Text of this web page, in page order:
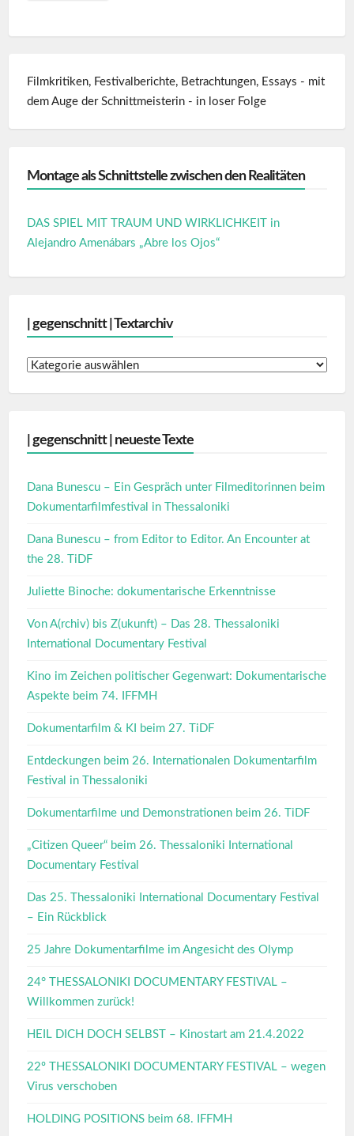
Filmkritiken, Festivalberichte, Betrachtungen, Essays - mit
dem Auge der Schnittmeisterin - in loser Folge
Montage als Schnittstelle zwischen den Realitäten
DAS SPIEL MIT TRAUM UND WIRKLICHKEIT in
Alejandro Amenábars „Abre los Ojos“
| gegenschnitt | Textarchiv
| gegenschnitt | neueste Texte
Dana Bunescu – Ein Gespräch unter Filmeditorinnen beim
Dokumentarfilmfestival in Thessaloniki
Dana Bunescu – from Editor to Editor. An Encounter at
the 28. TiDF
Juliette Binoche: dokumentarische Erkenntnisse
Von A(rchiv) bis Z(ukunft) – Das 28. Thessaloniki
International Documentary Festival
Kino im Zeichen politischer Gegenwart: Dokumentarische
Aspekte beim 74. IFFMH
Dokumentarfilm & KI beim 27. TiDF
Entdeckungen beim 26. Internationalen Dokumentarfilm
Festival in Thessaloniki
Dokumentarfilme und Demonstrationen beim 26. TiDF
„Citizen Queer“ beim 26. Thessaloniki International
Documentary Festival
Das 25. Thessaloniki International Documentary Festival
– Ein Rückblick
25 Jahre Dokumentarfilme im Angesicht des Olymp
24° THESSALONIKI DOCUMENTARY FESTIVAL –
Willkommen zurück!
HEIL DICH DOCH SELBST – Kinostart am 21.4.2022
22º THESSALONIKI DOCUMENTARY FESTIVAL – wegen
Virus verschoben
HOLDING POSITIONS beim 68. IFFMH